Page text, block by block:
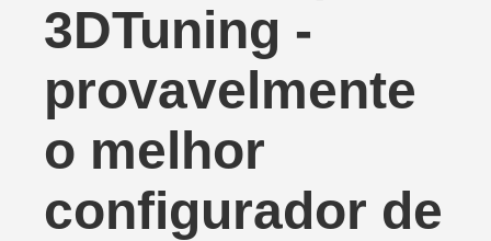
3DTuning -
provavelmente
o melhor
configurador de